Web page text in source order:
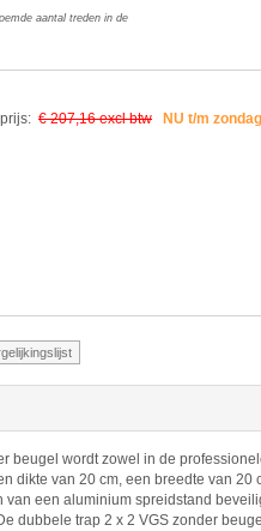
aantal treden in de
prijs: € 207,16 excl btw NU t/m zondag
beugel wordt zowel in de
dikte van 20 cm, een breedte van 20
van een aluminium spreidstand
dubbele trap 2 x 2 VGS zonder